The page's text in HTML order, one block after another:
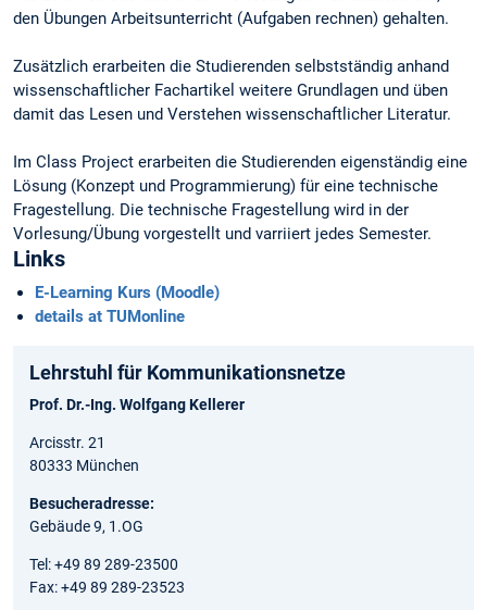
den Übungen Arbeitsunterricht (Aufgaben rechnen) gehalten.
Zusätzlich erarbeiten die Studierenden selbstständig anhand
wissenschaftlicher Fachartikel weitere Grundlagen und üben
damit das Lesen und Verstehen wissenschaftlicher Literatur.
Im Class Project erarbeiten die Studierenden eigenständig eine
Lösung (Konzept und Programmierung) für eine technische
Fragestellung. Die technische Fragestellung wird in der
Vorlesung/Übung vorgestellt und varriiert jedes Semester.
Links
E-Learning Kurs (Moodle)
details at TUMonline
Lehrstuhl für Kommunikationsnetze
Prof. Dr.-Ing. Wolfgang Kellerer
Arcisstr. 21
80333 München
Besucheradresse:
Gebäude 9, 1.OG
Tel: +49 89 289-23500
Fax: +49 89 289-23523